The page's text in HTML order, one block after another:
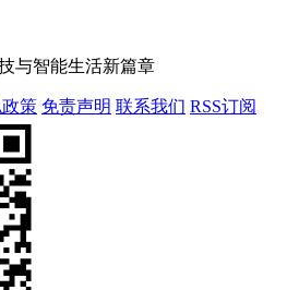
与智能生活新篇章
策 免责声明 联系我们 RSS订阅